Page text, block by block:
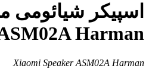
ASM02A
Xiaomi Speaker ASM02A